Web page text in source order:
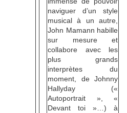
naviguer d’un style
musical à un autre,
John Mamann habille
sur mesure et
collabore avec les
plus grands
interprètes du
moment, de Johnny
Hallyday («
Autoportrait », «
Devant toi »…) à